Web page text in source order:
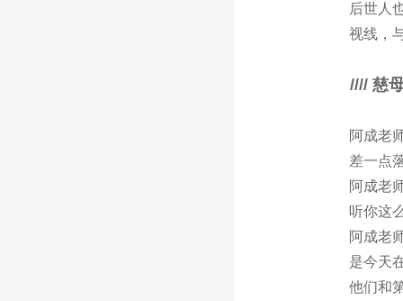
后世人
视线，
//// 慈
阿成老
差一点
阿成老
听你这
阿成老
是今天
他们和